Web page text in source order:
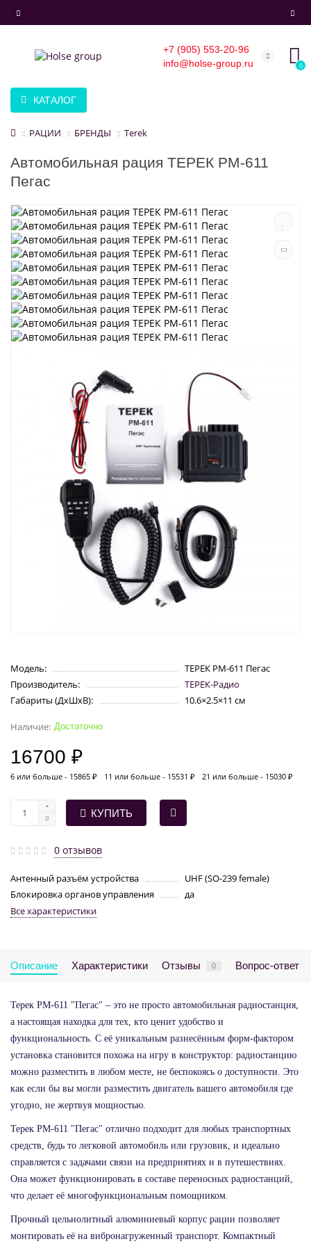
+7 (905) 553-20-96
info@holse-group.ru
0
КАТАЛОГ
РАЦИИ БРЕНДЫ Terek
Автомобильная рация ТЕРЕК РМ-611
Пегас
Модель:
ТЕРЕК РМ-611 Пегас
Производитель:
ТЕРЕК-Радио
Габариты (ДхШхВ):
10.6×2.5×11 см
Достаточно
16700 ₽
6 или больше - 15865 ₽ 11 или больше - 15531 ₽ 21 или больше - 15030 ₽
КУПИТЬ
0 отзывов
Антенный разъём устройства
UHF (SO-239 female)
Блокировка органов управления
да
Все характеристики
Описание Характеристики Отзывы 0 Вопрос-ответ
Терек РМ-611 "Пегас" – это не просто автомобильная радиостанция,
а настоящая находка для тех, кто ценит удобство и
функциональность. С её уникальным разнесённым форм-фактором
установка становится похожа на игру в конструктор: радиостанцию
можно разместить в любом месте, не беспокоясь о доступности. Это
как если бы вы могли разместить двигатель вашего автомобиля где
угодно, не жертвуя мощностью.
Терек РМ-611 "Пегас" отлично подходит для любых транспортных
средств, будь то легковой автомобиль или грузовик, и идеально
справляется с задачами связи на предприятиях и в путешествиях.
Она может функционировать в составе переносных радиостанций,
что делает её многофункциональным помощником.
Прочный цельнолитный алюминиевый корпус рации позволяет
монтировать её на вибронагруженный транспорт. Компактный